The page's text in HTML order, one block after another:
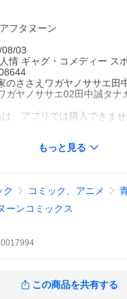
フタヌーン
03
情 ギャグ・コメディー ス
のささえワガヤノササエ田
ガヤノササエ02田中誠タナ
、アプリでは購入できませ
とを喜ぶ犬吉たち。そし
野家の人々に次々と幸運が
品をもっと見る
もっと見る
ク コミック、アニメ
ーンコミックス
この商品を共有する